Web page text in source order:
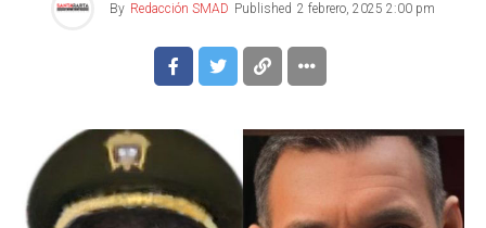
By Redacción SMAD Published 2 febrero, 2025 2:00 pm